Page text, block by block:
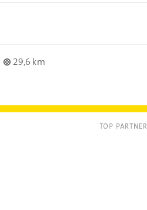
29,6 km
TOP PARTNER